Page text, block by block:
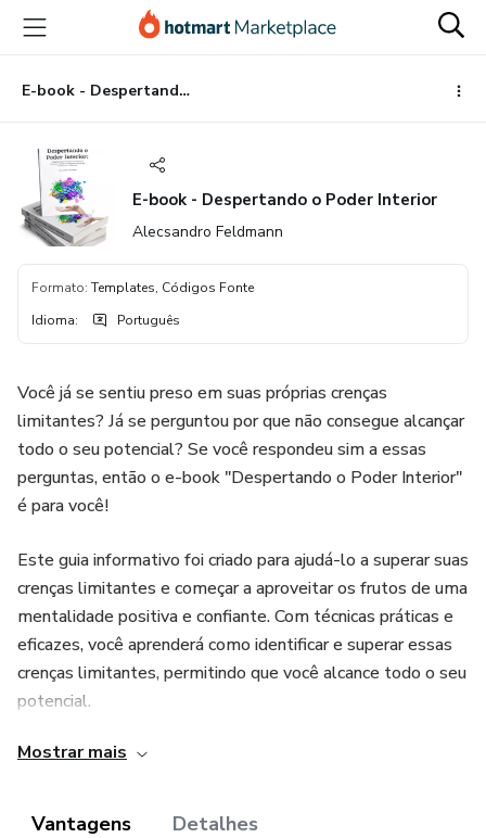
para
conteúdo
principal
para
pagamento
para
rodapé
E-book - Despertando o Poder Interior
E-book - Despertando o Poder Interior
Alecsandro Feldmann
Formato: Templates, Códigos Fonte
Idioma: Português
Você já se sentiu preso em suas próprias crenças
limitantes? Já se perguntou por que não consegue alcançar
todo o seu potencial? Se você respondeu sim a essas
perguntas, então o e-book "Despertando o Poder Interior"
é para você!
Este guia informativo foi criado para ajudá-lo a superar suas
crenças limitantes e começar a aproveitar os frutos de uma
mentalidade positiva e confiante. Com técnicas práticas e
eficazes, você aprenderá como identificar e superar essas
crenças limitantes, permitindo que você alcance todo o seu
potencial.
Imagine como seria sua vida se você pudesse finalmente
motivado e pronto para enfrentar qualquer desafio que a
Mostrar mais
Vantagens Detalhes